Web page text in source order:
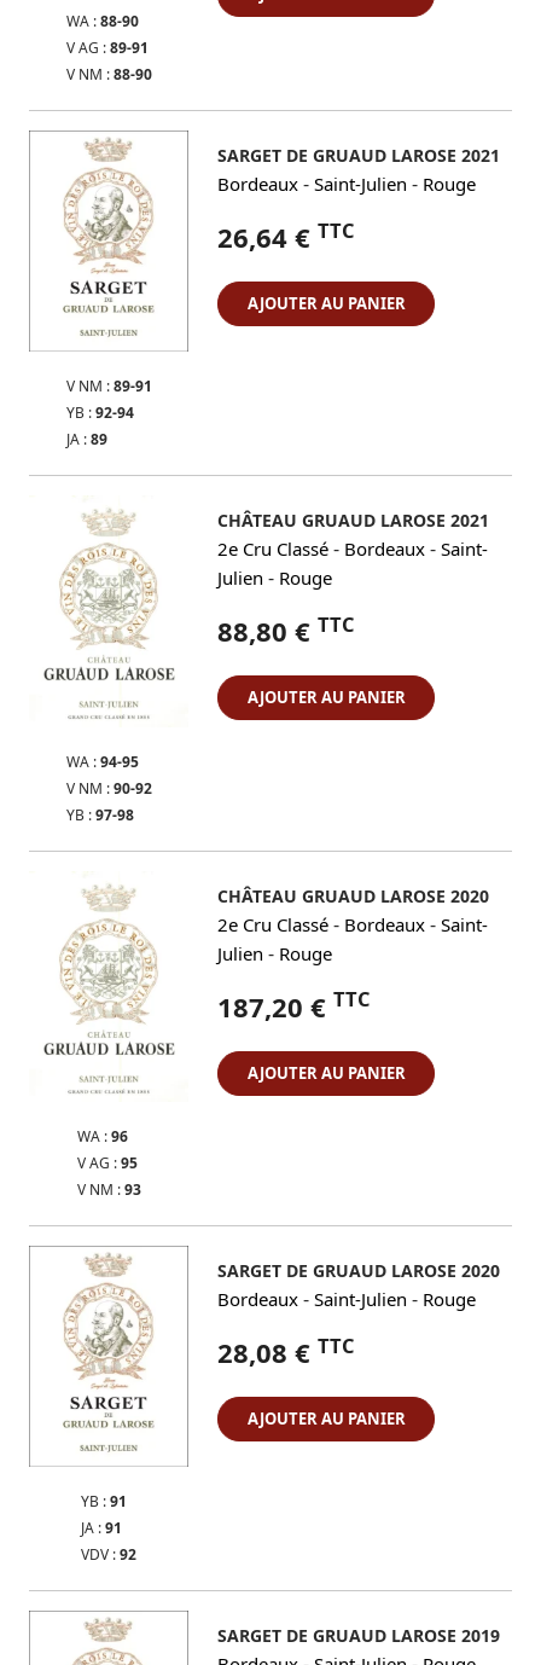
WA :88-90
V AG :89-91
V NM :88-90
V NM :89-91
YB :92-94
JA :89
SARGET DE GRUAUD LAROSE 2021
Bordeaux - Saint-Julien - Rouge
26,64 € TTC
AJOUTER AU PANIER
WA :94-95
V NM :90-92
YB :97-98
CHÂTEAU GRUAUD LAROSE 2021
2e Cru Classé - Bordeaux - Saint-
Julien - Rouge
88,80 € TTC
AJOUTER AU PANIER
WA :96
V AG :95
V NM :93
CHÂTEAU GRUAUD LAROSE 2020
2e Cru Classé - Bordeaux - Saint-
Julien - Rouge
187,20 € TTC
AJOUTER AU PANIER
YB :91
JA :91
VDV :92
SARGET DE GRUAUD LAROSE 2020
Bordeaux - Saint-Julien - Rouge
28,08 € TTC
AJOUTER AU PANIER
SARGET DE GRUAUD LAROSE 2019